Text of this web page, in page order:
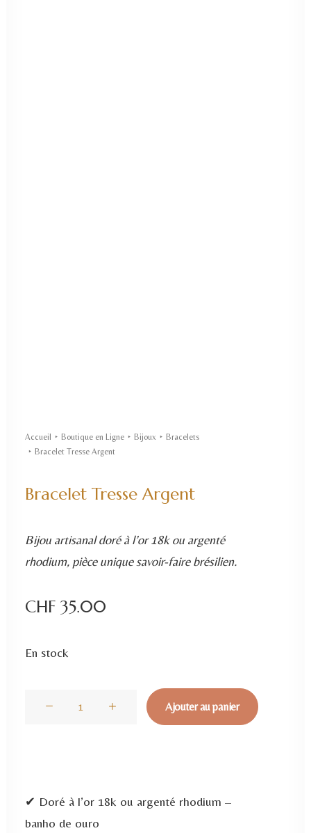
Accueil Boutique en Ligne Bijoux
Bracelets
Bracelet Tresse Argent
Bracelet Tresse Argent
Bijou artisanal doré à l’or 18k ou argenté
rhodium, pièce unique savoir-faire brésilien.
CHF 35.00
En stock
Ajouter au panier
✔ Doré à l’or 18k ou argenté rhodium –
banho de ouro